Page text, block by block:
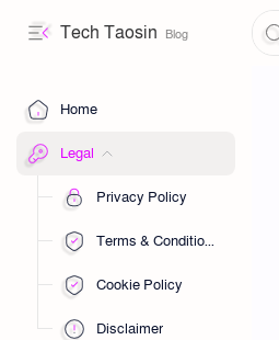
Tech Taosin
Home
Legal
Privacy Policy
Terms & Conditions
Cookie Policy
Disclaimer